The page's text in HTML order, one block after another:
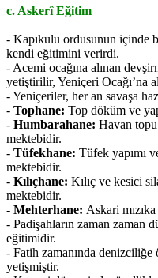
c. Askerî Eğitim
- Kapıkulu ordusunun içinde
kendi eğitimini verirdi.
- Acemi ocağına alınan
yetiştirilir, Yeniçeri Ocağı’na
- Yeniçeriler, her an savaşa
- Tophane: Top döküm ve
- Humbarahane: Havan topu
mektebidir.
- Tüfekhane: Tüfek yapımı
mektebidir.
- Kılıçhane: Kılıç ve kesici
mektebidir.
- Mehterhane: Askari
- Padişahların zaman zaman
eğitimidir.
- Fatih zamanında
yetişmiştir.